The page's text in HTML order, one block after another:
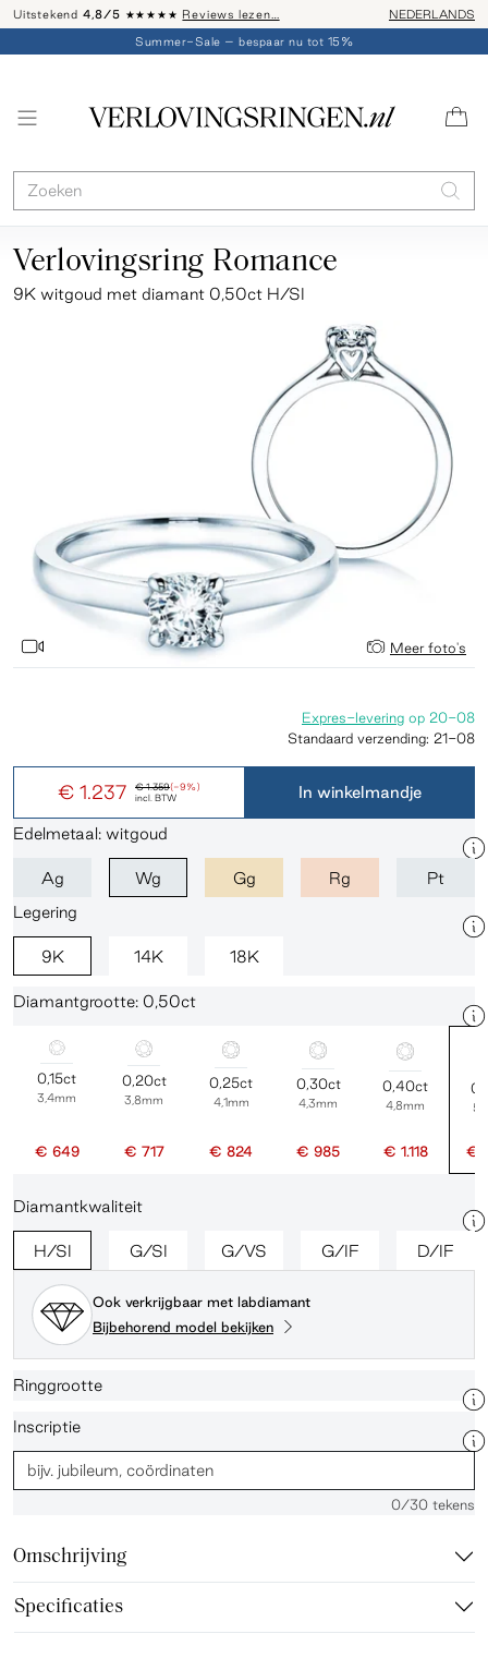
Uitstekend 4,8/5 ★★★★★ Reviews lezen… Advies: 020 -
NEDERLANDS
Summer-Sale – bespaar nu tot 15%
Verlovingsring Romance
9K witgoud met diamant 0,50ct H/SI
Meer foto's
€ 1.359(-9%)
€ 1.237 incl. BTW
Expres-levering op 20-08
Standaard verzending: 21-08
In winkelmandje
Edelmetaal: witgoud
Ag Wg Gg Rg
Pt
Legering
9K 14K 18K
Diamantgrootte: 0,50ct
0,15ct
3,4mm
€ 649
0,20ct
3,8mm
€ 717
0,25ct
4,1mm
€ 824
0,30ct
4,3mm
€ 985
0,40ct
4,8mm
€ 1.118 €
Diamantkwaliteit
H/SI G/SI G/VS G/IF D/IF
Ook verkrijgbaar met labdiamant
Bijbehorend model bekijken
Ringgrootte
Inscriptie
0/30 tekens
Omschrijving
Specificaties